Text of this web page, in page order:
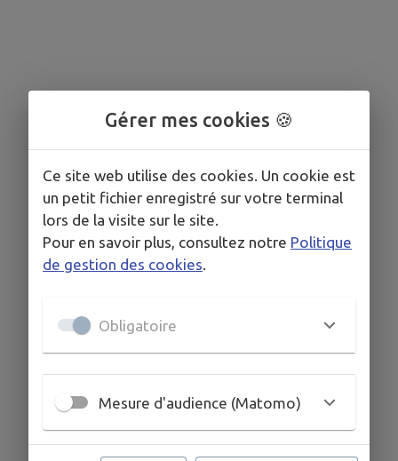
Gérer mes cookies 🍪
Ce site web utilise des cookies. Un cookie est
un petit fichier enregistré sur votre terminal
lors de la visite sur le site.
Pour en savoir plus, consultez notre Politique
de gestion des cookies.
Obligatoire
Mesure d'audience (Matomo)